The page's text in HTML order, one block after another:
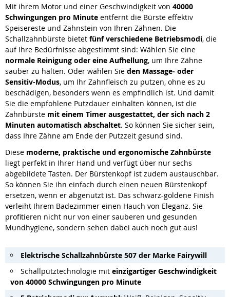
Mit ihrem Motor und einer Geschwindigkeit von 40000
Schwingungen pro Minute entfernt die Bürste effektiv
Speisereste und Zahnstein von Ihren Zähnen. Die
Schallzahnbürste bietet fünf verschiedene Betriebsmodi, die
auf Ihre Bedürfnisse abgestimmt sind: Wählen Sie eine
normale Reinigung oder eine Aufhellung, um Ihre Zähne
sauber zu halten. Oder wählen Sie den Massage- oder
Sensitiv-Modus, um Ihr Zahnfleisch zu putzen, ohne es zu
beschädigen, besonders wenn es empfindlich ist. Und damit
Sie die empfohlene Putzdauer einhalten können, ist die
Zahnbürste mit einem Timer ausgestattet, der sich nach 2
Minuten automatisch abschaltet. So können Sie sicher sein,
dass Ihre Zähne am Ende der Putzzeit gesund sind.
Diese moderne, praktische und ergonomische Zahnbürste
liegt perfekt in Ihrer Hand und verfügt über nur sechs
abgebildete Tasten. Der Bürstenkopf ist zudem austauschbar.
So können Sie ihn einfach durch einen neuen Bürstenkopf
ersetzen, wenn er abgenutzt ist. Das schwarz-goldene Finish
verleiht Ihrem Badezimmer einen Hauch von Eleganz. Sie
profitieren nicht nur von einer sauberen und gesunden
Mundhygiene, sondern sehen dabei auch noch gut aus!
Elektrische Schallzahnbürste 507 der Marke Fairywill
Schallputztechnologie mit einzigartiger Geschwindigkeit
von 40000 Schwingungen pro Minute